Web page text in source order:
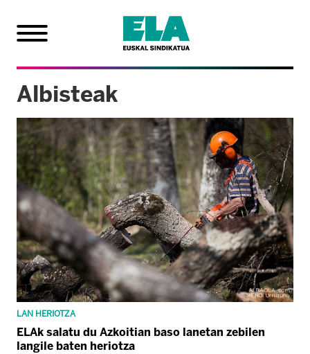
Albisteak
LAN HERIOTZA
ELAk salatu du Azkoitian baso lanetan zebilen
langile baten heriotza